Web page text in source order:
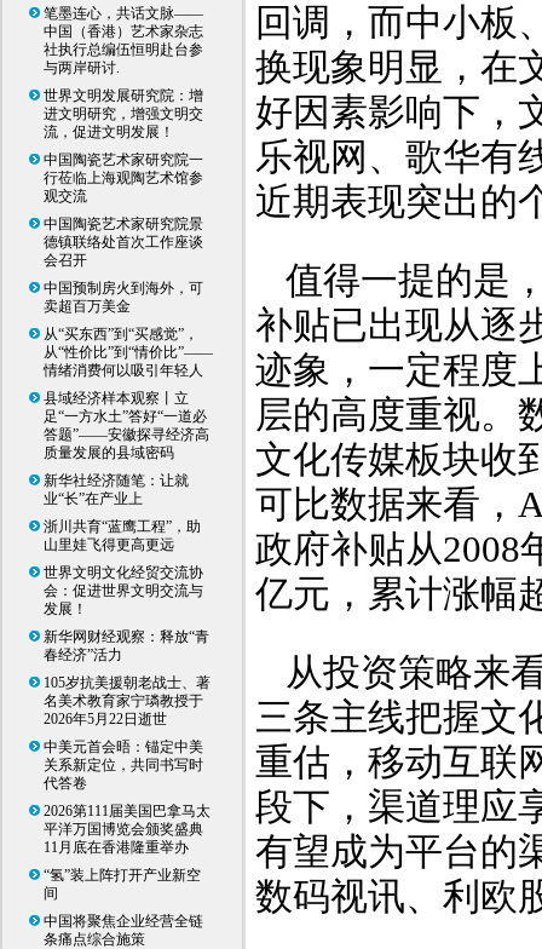
笔墨连心，共话文脉——
中国（香港）艺术家杂志
社执行总编伍恒明赴台参
与两岸研讨.
世界文明发展研究院：增
进文明研究，增强文明交
流，促进文明发展！
中国陶瓷艺术家研究院一
行莅临上海观陶艺术馆参
观交流
中国陶瓷艺术家研究院景
德镇联络处首次工作座谈
会召开
中国预制房火到海外，可
卖超百万美金
从“买东西”到“买感觉”，
从“性价比”到“情价比”——
情绪消费何以吸引年轻人
县域经济样本观察丨立
足“一方水土”答好“一道必
答题”——安徽探寻经济高
质量发展的县域密码
新华社经济随笔：让就
业“长”在产业上
浙川共育“蓝鹰工程”，助
山里娃飞得更高更远
世界文明文化经贸交流协
会：促进世界文明交流与
发展！
新华网财经观察：释放“青
春经济”活力
105岁抗美援朝老战士、著
名美术教育家宁璘教授于
2026年5月22日逝世
中美元首会晤：锚定中美
关系新定位，共同书写时
代答卷
2026第111届美国巴拿马太
平洋万国博览会颁奖盛典
11月底在香港隆重举办
“氢”装上阵打开产业新空
间
中国将聚焦企业经营全链
条痛点综合施策
回调，而中小板
换现象明显，在
好因素影响下，
乐视网、歌华有
近期表现突出的
值得一提的是
补贴已出现从逐
迹象，一定程度
层的高度重视。
文化传媒板块收
可比数据来看，
政府补贴从2008
亿元，累计涨幅
从投资策略来
三条主线把握文
重估，移动互联
段下，渠道理应
有望成为平台的
数码视讯、利欧